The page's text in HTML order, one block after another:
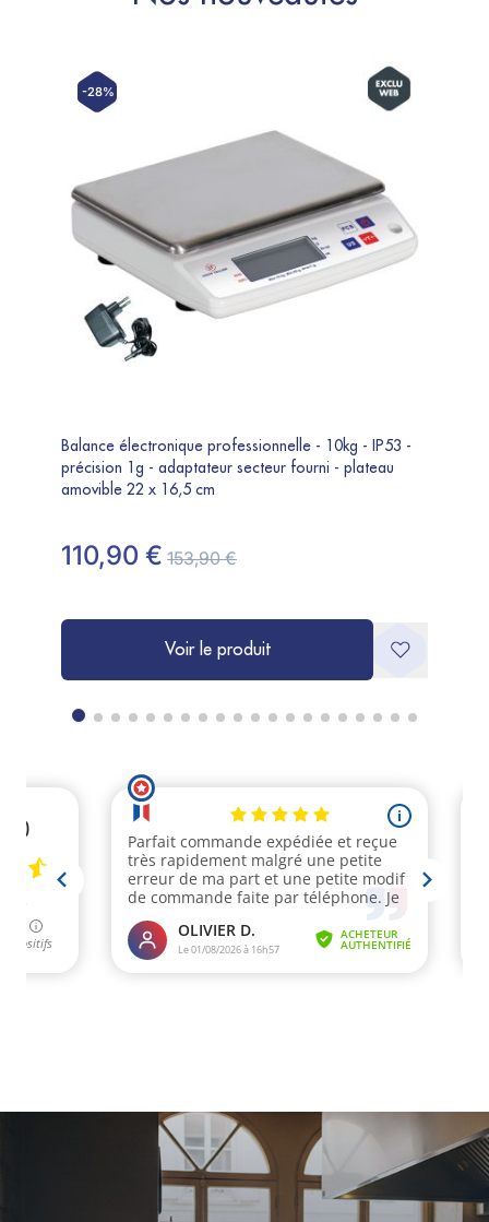
-28%
Balance électronique professionnelle - 10kg - IP53 -
précision 1g - adaptateur secteur fourni - plateau
amovible 22 x 16,5 cm
110,90 € 153,90 €
Voir le produit